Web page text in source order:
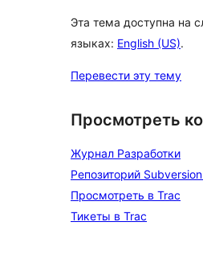
Эта тема доступна на
языках: English (US).
Перевести эту тему
Просмотреть
Журнал Разработки
Репозиторий
Просмотреть в Trac
Тикеты в Trac